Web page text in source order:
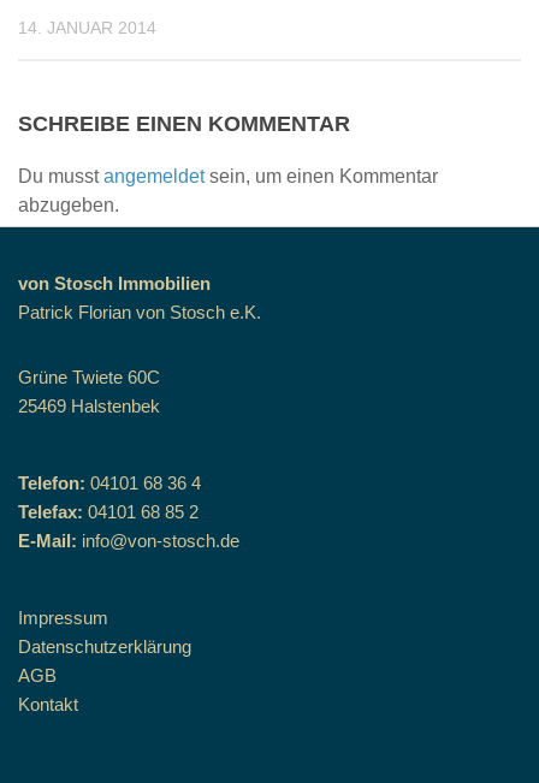
14. JANUAR 2014
SCHREIBE EINEN KOMMENTAR
Du musstangemeldetsein, um einen Kommentar
abzugeben.
von Stosch Immobilien
Patrick Florian von Stosch e.K.
Grüne Twiete 60C
25469 Halstenbek
Telefon: 04101 68 36 4
Telefax: 04101 68 85 2
E-Mail: info@von-stosch.de
Impressum
Datenschutzerklärung
AGB
Kontakt